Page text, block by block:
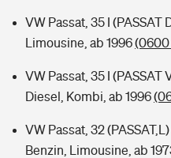
Sie haben Fragen?
Zur Übersicht
Kinderunfall-Check: Mehr
VW Passat, 35 I (PASSAT
Limousine, ab 1996(0600
VW Passat, 35 I (PASSAT
Diesel, Kombi, ab 1996
VW Passat, 32
Benzin, Limousine, ab